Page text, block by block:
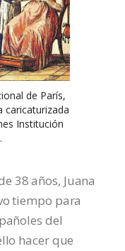
de París,
caricaturizada
Institución
38 años, Juana
tiempo para
del
hacer que